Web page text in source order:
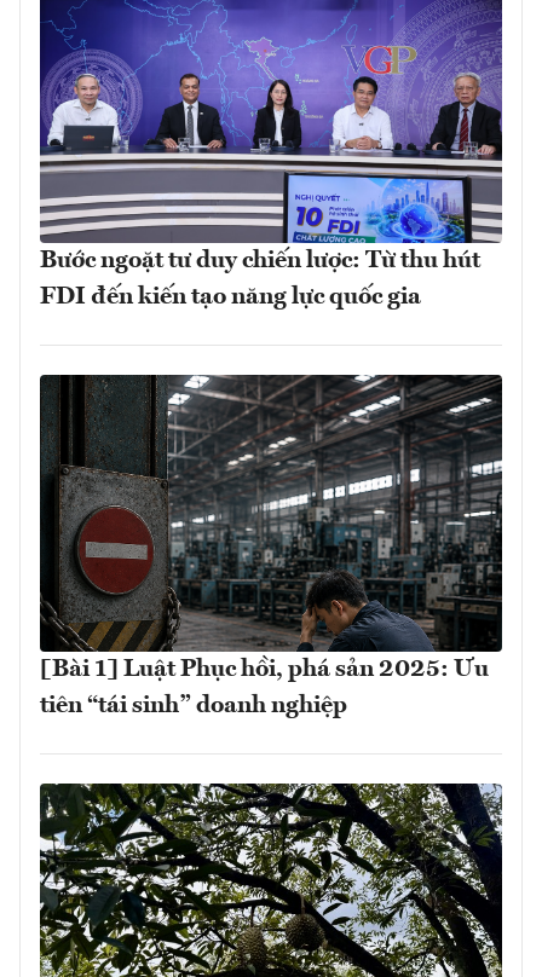
Bước ngoặt tư duy chiến lược: Từ thu hút
FDI đến kiến tạo năng lực quốc gia
[Bài 1] Luật Phục hồi, phá sản 2025: Ưu
tiên “tái sinh” doanh nghiệp